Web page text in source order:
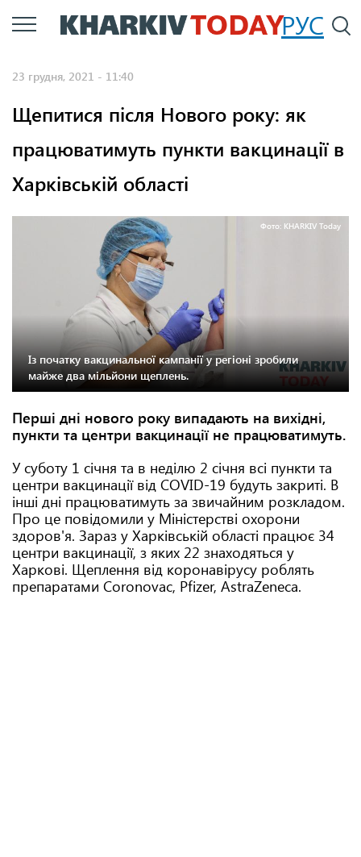
Перейти
до
РУС
23 грудня, 2021 - 11:40
Щепитися після Нового року: як
працюватимуть пункти вакцинації в
Харківській області
Фото: KHARKIV Today
Із початку вакцинальної кампанії у регіоні зробили
майже два мільйони щеплень.
Перші дні нового року випадають на вихідні,
пункти та центри вакцинації не працюватимуть.
У суботу 1 січня та в неділю 2 січня всі пункти та
центри вакцинації від COVID-19 будуть закриті. В
інші дні працюватимуть за звичайним розкладом.
Про це повідомили у Міністерстві охорони
здоров'я. Зараз у Харківській області працює 34
центри вакцинації, з яких 22 знаходяться у
Харкові. Щеплення від коронавірусу роблять
препаратами Coronovaс, Pfizer, AstraZeneca.